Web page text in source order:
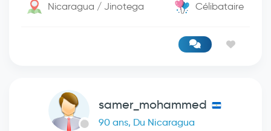
Nicaragua / Jinotega Célibataire
samer_mohammed
90 ans, Du Nicaragua